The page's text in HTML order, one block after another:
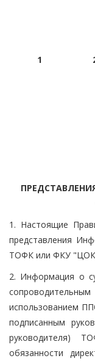
1
1. Настоящие
представления
ТОФК или ФКУ
2. Информация о
использованием
подписанным
руководителя)
обязанности